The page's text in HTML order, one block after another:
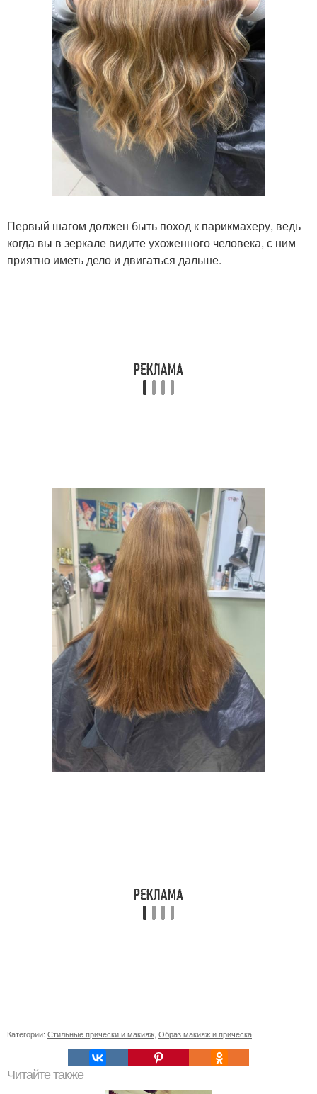
Первый шагом должен быть поход к парикмахеру, ведь
когда вы в зеркале видите ухоженного человека, с ним
приятно иметь дело и двигаться дальше.
Категории: Стильные прически и макияж Образ макияж и прическа
Читайте также